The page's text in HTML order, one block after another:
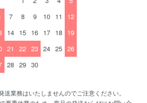
7 8 9 10 11
12
14 15 16 17 18 19
21 22 23 24 25 26
28 29 30
送業務はいたしませんのでご注意ください。